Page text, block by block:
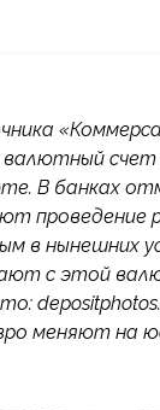
счет
В банках
проведение
в нынешних
с этой
меняют на